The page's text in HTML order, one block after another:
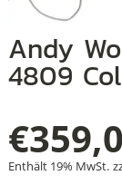
Andy Wolf eyewear Frame
4809
€
Enthält 19% MwSt.
+
+
+